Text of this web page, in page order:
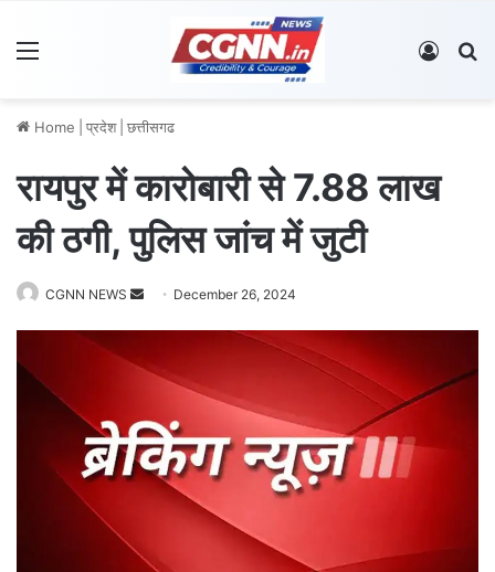
Log In
Home प्रदेश छत्तीसगढ
रायपुर में कारोबारी से 7.88 लाख
की ठगी, पुलिस जांच में जुटी
CGNN NEWS
d
n
e
m
l
December 26, 2024